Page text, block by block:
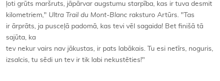
ļoti grūts maršruts, jāpārvar augstumu starpība, kas ir tuva desmit
kilometriem," Ultra Trail du Mont-Blanc raksturo Artūrs. "Tas
ir ārprāts, ja pusceļā padomā, kas tevi vēl sagaida! Bet finišā tā
sajūta, ka
tev nekur vairs nav jākustas, ir pats labākais. Tu esi netīrs, noguris,
izsalcis, tu sēdi un tev ir tik labi nekustēties!"